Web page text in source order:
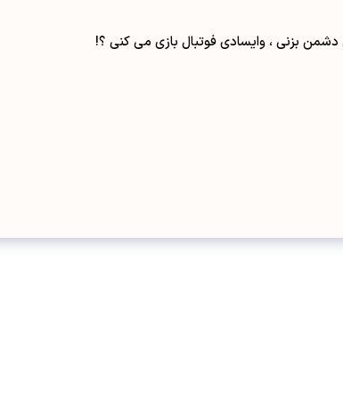
بزنی ، وایسادی فوتبال بازی می کنی ؟!